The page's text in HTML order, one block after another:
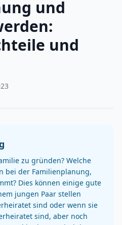
und
und
zu gründen? Welche
bei der Familienplanung,
Dies können einige gute
jungen Paar stellen
sind oder wenn sie
sind, aber noch